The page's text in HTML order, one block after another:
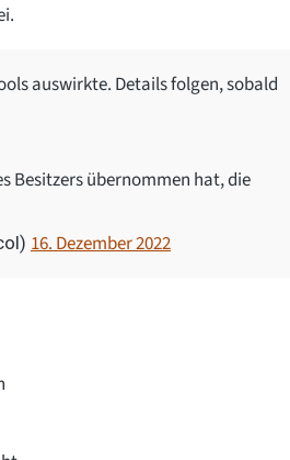
auswirkte. Details folgen, sobald
Besitzers übernommen hat, die
16. Dezember 2022